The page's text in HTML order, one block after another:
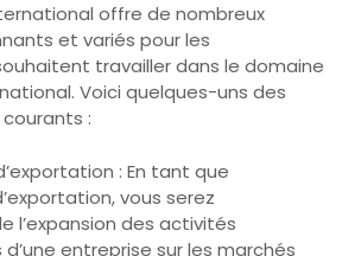
offre de nombreux
et variés pour les
travailler dans le domaine
Voici quelques-uns des
:
: En tant que
vous serez
l’expansion des activités
entreprise sur les marchés